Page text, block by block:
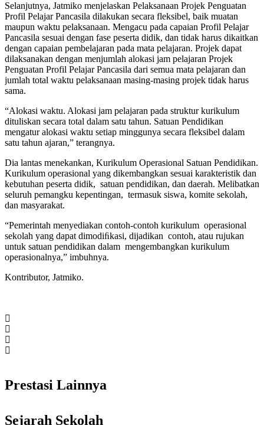
Selanjutnya, Jatmiko menjelaskan Pelaksanaan Projek Penguatan
Profil Pelajar Pancasila dilakukan secara fleksibel, baik muatan
maupun waktu pelaksanaan. Mengacu pada capaian Profil Pelajar
Pancasila sesuai dengan fase peserta didik, dan tidak harus dikaitkan
dengan capaian pembelajaran pada mata pelajaran. Projek dapat
dilaksanakan dengan menjumlah alokasi jam pelajaran Projek
Penguatan Profil Pelajar Pancasila dari semua mata pelajaran dan
jumlah total waktu pelaksanaan masing-masing projek tidak harus
sama.
“Alokasi waktu. Alokasi jam pelajaran pada struktur kurikulum
dituliskan secara total dalam satu tahun. Satuan Pendidikan
mengatur alokasi waktu setiap minggunya secara fleksibel dalam
satu tahun ajaran,” terangnya.
Dia lantas menekankan, Kurikulum Operasional Satuan Pendidikan.
Kurikulum operasional yang dikembangkan sesuai karakteristik dan
kebutuhan peserta didik, satuan pendidikan, dan daerah. Melibatkan
seluruh pemangku kepentingan, termasuk siswa, komite sekolah,
dan masyarakat.
“Pemerintah menyediakan contoh-contoh kurikulum operasional
sekolah yang dapat dimodiﬁkasi, dijadikan contoh, atau rujukan
untuk satuan pendidikan dalam mengembangkan kurikulum
operasionalnya,” imbuhnya.
Kontributor, Jatmiko.
Prestasi Lainnya
Sejarah Sekolah